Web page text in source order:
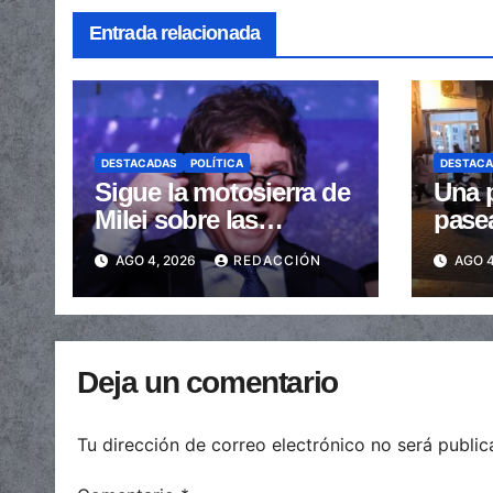
Entrada relacionada
DESTACADAS POLÍTICA
Sigue la motosierra de
Milei sobre las
provincias: nueva
caída de las
transferencias no
automáticas
AGO 4, 2026 REDACCIÓN
Una
AGO
Deja un comentario
Tu dirección de correo electrónico no será